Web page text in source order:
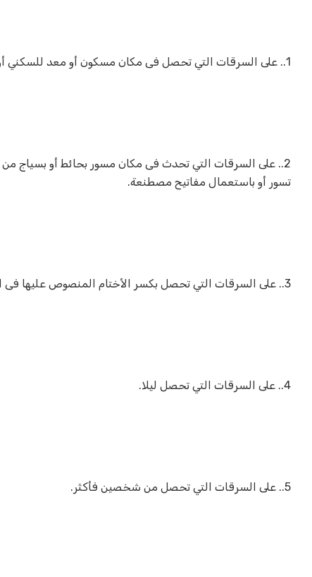
1.. على السرقات التي تحصل فى مكان مسكون أو معد للسكني أو فى ملحقاته أو فى أحد المحلات المعدة للعبادة.
2.. على السرقات التي تحدث فى مكان مسور بحائط أو بسياج
تسور أو باستعمال مفاتيح مصطنعة.
3.. على السرقات التي تحصل بكسر الأختام المنصوص عليها فى الباب التاسع من الكتاب الثاني .
4.. على السرقات التي تحصل ليلا.
5.. على السرقات التي تحصل من شخصين فأكثر.